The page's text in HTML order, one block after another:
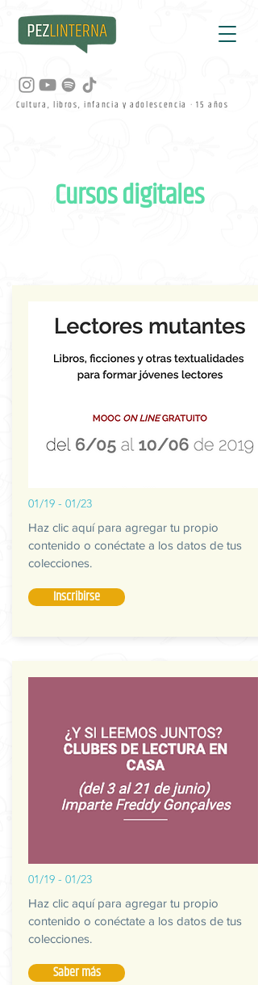
Cultura, libros, infancia y adolescencia · 15 años
Cursos digitales
01/19 - 01/23
Haz clic aquí para agregar tu propio
contenido o conéctate a los datos de tus
colecciones.
Inscribirse
01/19 - 01/23
Haz clic aquí para agregar tu propio
contenido o conéctate a los datos de tus
colecciones.
Saber más